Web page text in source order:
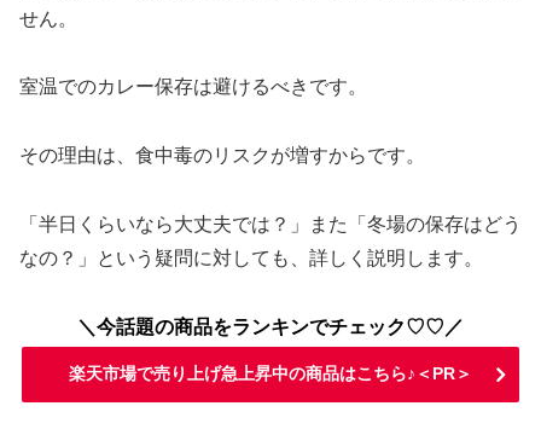
せん。
室温でのカレー保存は避けるべきです。
その理由は、食中毒のリスクが増すからです。
「半日くらいなら大丈夫では？」また「冬場の保存はどう
なの？」という疑問に対しても、詳しく説明します。
＼今話題の商品をランキンでチェック♡♡／
楽天市場で売り上げ急上昇中の商品はこちら♪＜PR＞